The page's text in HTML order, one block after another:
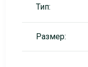
Тип:
Размер: